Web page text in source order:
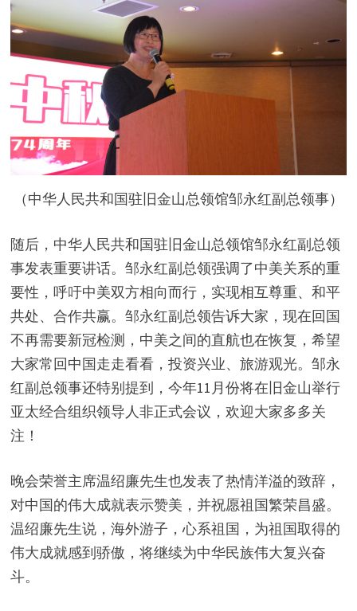
（中华人民共和国驻旧金山总领馆邹永红副总领事）
随后，中华人民共和国驻旧金山总领馆邹永红副总领
事发表重要讲话。邹永红副总领强调了中美关系的重
要性，呼吁中美双方相向而行，实现相互尊重、和平
共处、合作共赢。邹永红副总领告诉大家，现在回国
不再需要新冠检测，中美之间的直航也在恢复，希望
大家常回中国走走看看，投资兴业、旅游观光。邹永
红副总领事还特别提到，今年11月份将在旧金山举行
亚太经合组织领导人非正式会议，欢迎大家多多关
注！
晚会荣誉主席温绍廉先生也发表了热情洋溢的致辞，
对中国的伟大成就表示赞美，并祝愿祖国繁荣昌盛。
温绍廉先生说，海外游子，心系祖国，为祖国取得的
伟大成就感到骄傲，将继续为中华民族伟大复兴奋
斗。